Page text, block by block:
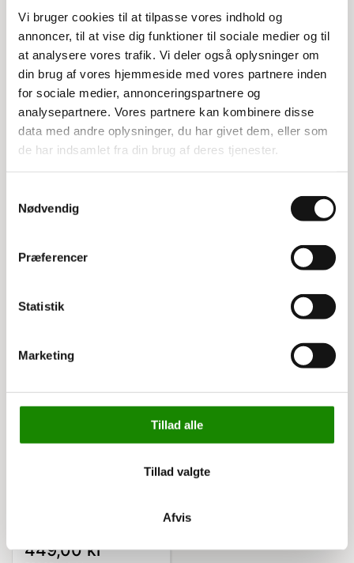
Vi bruger cookies til at tilpasse vores indhold og
annoncer, til at vise dig funktioner til sociale medier og til
at analysere vores trafik. Vi deler også oplysninger om
din brug af vores hjemmeside med vores partnere inden
for sociale medier, annonceringspartnere og
analysepartnere. Vores partnere kan kombinere disse
data med andre oplysninger, du har givet dem, eller som
de har indsamlet fra din brug af deres tjenester.
Nødvendig
Præferencer
Statistik
Marketing
Tillad alle
Tillad valgte
Afvis
Specifikationer:
Længde: 140 cm
Bredde: 47 cm
Højde: 112 cm
Elforzinkede gavle og hyldekanter
Hyldeplader i 12 mm laminat, justerbare i højden
Grålakeret, højdejusterbart håndtag
4 svingbare hjul med grå gummibane, Ø 12,5 cm
Belastning på vogn, total: 250 kg
Hyldemål: 120x43 cm
449,00 kr